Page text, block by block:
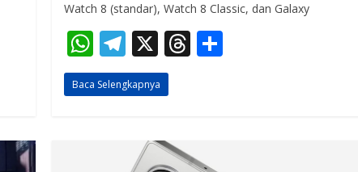
Watch 8 (standar), Watch 8 Classic, dan Galaxy
W
h
at
T
el
e
a
X T
d
Baca Selengkapnya